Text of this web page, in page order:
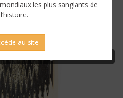
les plus sanglants de
l’histoire.
au site